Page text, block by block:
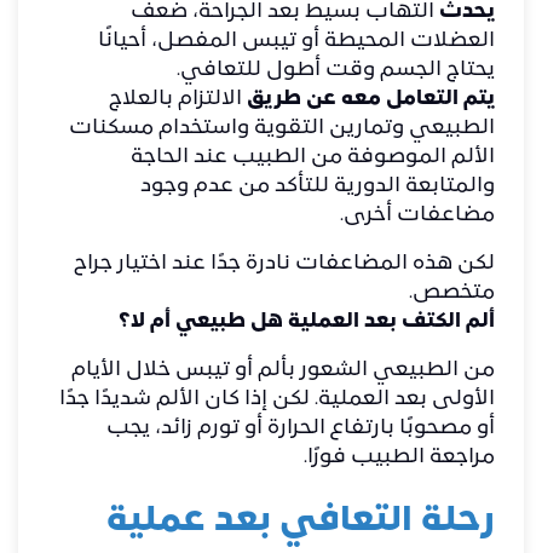
يحدث
التهاب بسيط بعد الجراحة، ضعف
العضلات المحيطة أو تيبس المفصل، أحيانًا
يحتاج الجسم وقت أطول للتعافي.
يتم التعامل معه عن طريق
الالتزام بالعلاج
الطبيعي وتمارين التقوية واستخدام مسكنات
الألم الموصوفة من الطبيب عند الحاجة
والمتابعة الدورية للتأكد من عدم وجود
مضاعفات أخرى.
لكن هذه المضاعفات نادرة جدًا عند اختيار جراح
متخصص.
ألم الكتف بعد العملية هل طبيعي أم لا؟
من الطبيعي الشعور بألم أو تيبس خلال الأيام
الأولى بعد العملية. لكن إذا كان الألم شديدًا جدًا
أو مصحوبًا بارتفاع الحرارة أو تورم زائد، يجب
مراجعة الطبيب فورًا.
رحلة التعافي بعد عملية